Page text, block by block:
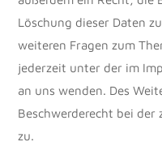
Löschung dieser Daten
weiteren Fragen zum
jederzeit unter der im
an uns wenden. Des
Beschwerderecht bei
zu.